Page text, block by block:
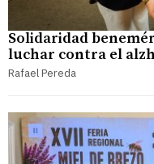
Solidaridad
luchar contra el
Rafael Pereda